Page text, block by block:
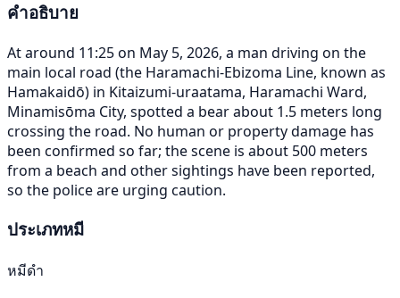
คำอธิบาย
At around 11:25 on May 5, 2026, a man driving on the
main local road (the Haramachi-Ebizoma Line, known as
Hamakaidō) in Kitaizumi-uraatama, Haramachi Ward,
Minamisōma City, spotted a bear about 1.5 meters long
crossing the road. No human or property damage has
been confirmed so far; the scene is about 500 meters
from a beach and other sightings have been reported,
so the police are urging caution.
ประเภทหมี
หมีดำ